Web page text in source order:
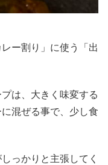
ー割り」に使う「出
は、大きく味変する
混ぜる事で、少し食
っかりと主張してく